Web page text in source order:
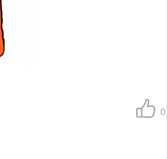
0